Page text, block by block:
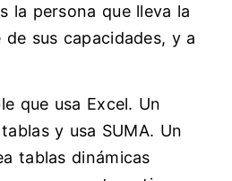
la persona que lleva la
sus capacidades, y a
que usa Excel. Un
y usa SUMA. Un
tablas dinámicas